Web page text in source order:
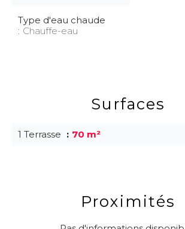
Type d'eau chaude
Chauffe-eau
Surfaces
1 Terrasse 70 m²
Proximités